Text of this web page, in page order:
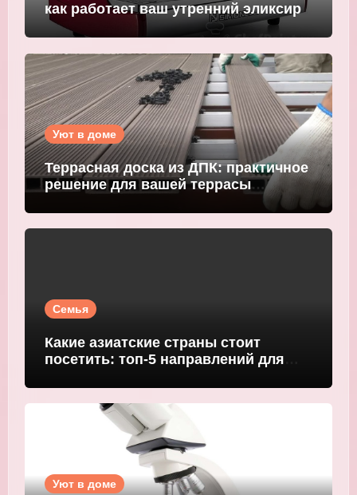
как работает ваш утренний эликсир
Уют в доме
Террасная доска из ДПК: практичное
решение для вашей террасы
Семья
Какие азиатские страны стоит
посетить: топ-5 направлений для
Уют в доме